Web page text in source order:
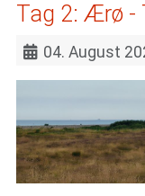
Tag 2: Ærø -
04. August